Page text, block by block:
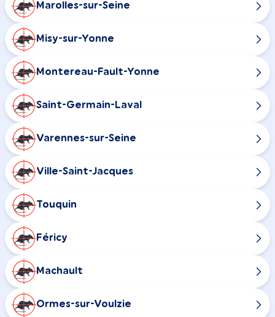
Marolles-sur-Seine
Misy-sur-Yonne
Montereau-Fault-Yonne
Saint-Germain-Laval
Varennes-sur-Seine
Ville-Saint-Jacques
Touquin
Féricy
Machault
Ormes-sur-Voulzie